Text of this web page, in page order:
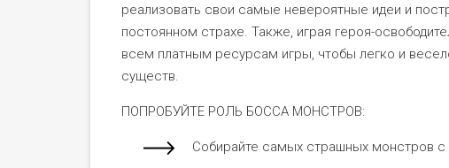
реализовать свои самые невероятные идеи и
постоянном страхе. Также, играя героя-
всем платным ресурсам игры, чтобы легко и
существ.
ПОПРОБУЙТЕ РОЛЬ БОССА МОНСТРОВ:
Собирайте самых страшных монстров